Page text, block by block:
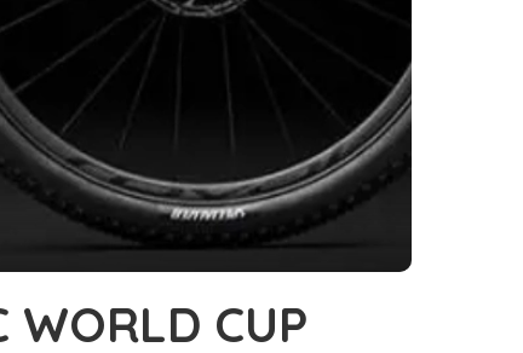
WORLD CUP